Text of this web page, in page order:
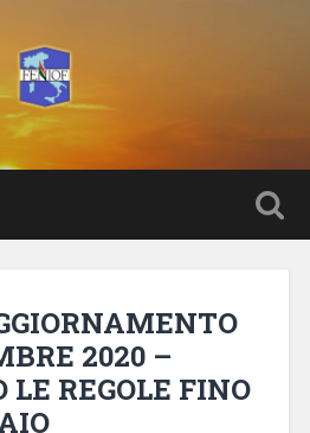
2020 –
LE REGOLE FINO